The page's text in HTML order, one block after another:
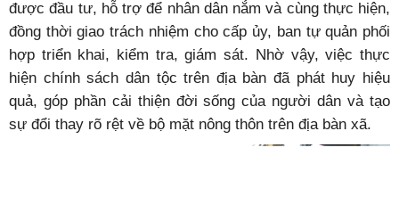
được đầu tư, hỗ trợ để nhân dân nắm và cùng thực hiện,
đồng thời giao trách nhiệm cho cấp ủy, ban tự quản phối
hợp triển khai, kiểm tra, giám sát. Nhờ vậy, việc thực
hiện chính sách dân tộc trên địa bàn đã phát huy hiệu
quả, góp phần cải thiện đời sống của người dân và tạo
sự đổi thay rõ rệt về bộ mặt nông thôn trên địa bàn xã.